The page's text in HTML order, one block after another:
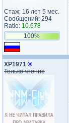
Стаж: 16 лет 5 мес.
Сообщений: 294
Ratio: 10.678
100%
XP1971 ®
Только чтение